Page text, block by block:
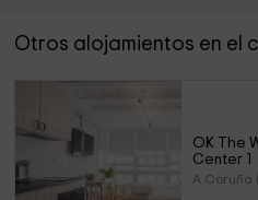
Otros alojamientos en el
OK The
Center 1
A Coruña